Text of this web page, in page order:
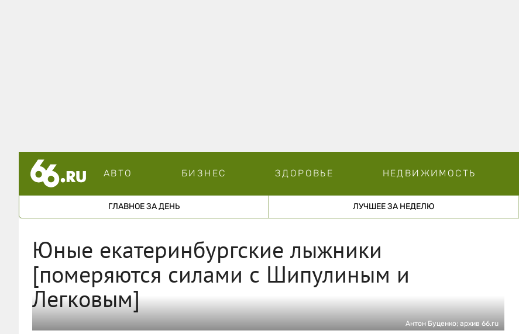
АВТО БИЗНЕС ЗДОРОВЬЕ НЕДВИЖИМОСТЬ
ГЛАВНОЕ ЗА ДЕНЬ ЛУЧШЕЕ ЗА НЕДЕЛЮ
Юные екатеринбургские лыжники
[померяются силами с Шипулиным и
Легковым]
Антон Буценко; архив 66.ru